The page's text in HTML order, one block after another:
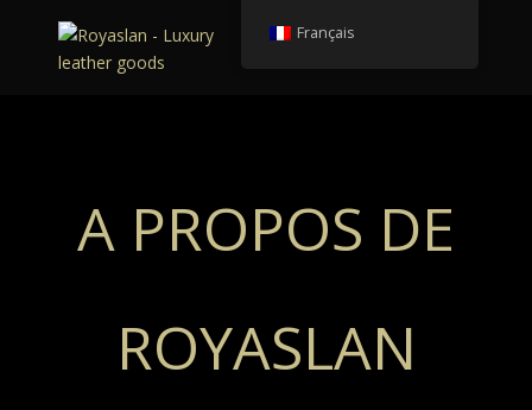
A PROPOS DE
ROYASLAN
Français